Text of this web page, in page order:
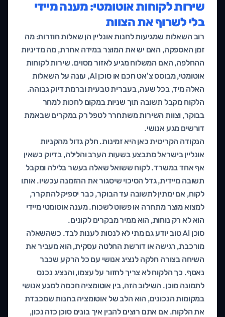
שירות לקוחות אוטומטי: מענה מיידי
בלי לשרוף את הצוות
רוב השאלות שמגיעות לחנות אונליין הן שאלות חוזרות: מה
זמן האספקה, האם יש את המוצר במידה אחרת, מה מדיניות
ההחלפה, האם המשלוח מגיע לאזור מסוים. שירות לקוחות
אוטומטי, מבוסס צ'אט חכם או סוכן AI, עונה על השאלות
האלה מיד, בכל שעה, בעברית טבעית וברמת דיוק גבוהה.
הלקוח מקבל תשובה תוך שניות במקום לחכות למחר
בבוקר, וצוות השירות משתחרר לטפל רק במקרים שבאמת
דורשים מגע אנושי.
הנקודה הקריטית כאן היא זמינות. חלק גדול מהקניות
אונליין בישראל מתבצע בשעות הערב והלילה, בדיוק כשאין
אף אחד במשרד. לקוח ששואל שאלה בעשר בלילה ומקבל
תשובה מיידית, גדל הסיכוי שיסגור את ההזמנה עכשיו. אותו
לקוח, אם ימתין לתשובה עד הבוקר, כבר יספיק להתקרר,
למצוא מוצר מתחרה או פשוט לשכוח. מענה אוטומטי מיידי
הוא לא רק נוחות, הוא ממיר מבקרים לקונים.
סוכן AI טוב יודע גם מתי לא לנסות לענות לבד. כשהשאלה
מורכבת, רגישה או דורשת החלטה עסקית, הוא מעביר את
השיחה בצורה חלקה לנציג אנושי עם כל הרקע שכבר
נאסף. כך הלקוח לא צריך לחזור על עצמו, והנציג נכנס
לתמונה מוכן. השילוב הזה, בין אוטומציה חכמה למגע אנושי
במקומות הנכונים, הוא הלב של אוטומציה בחנות שמכבדת
את הלקוח. אם אתם רוצים להבין איך בונים סוכן כזה נכון,